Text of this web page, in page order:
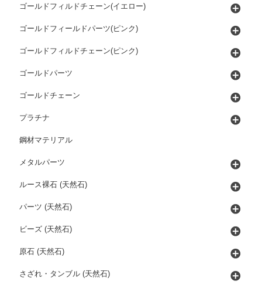
ゴールドフィルドチェーン(イエロー)
ゴールドフィールドパーツ(ピンク)
ゴールドフィルドチェーン(ピンク)
ゴールドパーツ
ゴールドチェーン
プラチナ
鋼材マテリアル
メタルパーツ
ルース裸石 (天然石)
パーツ (天然石)
ビーズ (天然石)
原石 (天然石)
さざれ・タンブル (天然石)